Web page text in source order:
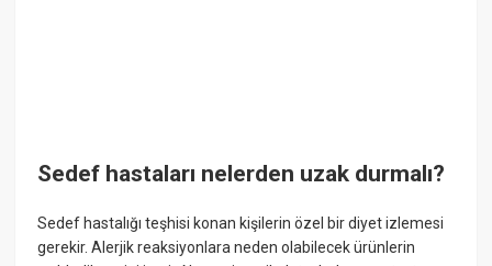
Sedef hastaları nelerden uzak durmalı?
Sedef hastalığı teşhisi konan kişilerin özel bir diyet izlemesi
gerekir. Alerjik reaksiyonlara neden olabilecek ürünlerin